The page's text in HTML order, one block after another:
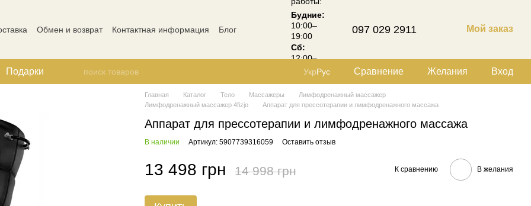
Обмен и возврат Контактная информация
Блог
Будние:
10:00–
19:00
Сб:
12:00–
18:00
097 029 2911 Мой заказ
Подарки УкрРус Сравнение Желания Вход
Главная Каталог Тело Массажеры
Лимфодренажный массажер
Лимфодренажный массажер 4fizjo
Аппарат для прессотерапии и лимфодренажного массажа
Аппарат для прессотерапии и лимфодренажного массажа
В наличии Артикул: 5907739316059 Оставить отзыв
13 498 грн 14 998 грн К сравнению В желания